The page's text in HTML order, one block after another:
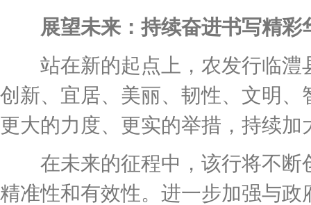
展望未来：持续奋进书写精彩
站在新的起点上，农发行临澧
创新、宜居、美丽、韧性、文明
更大的力度、更实的举措，持续
在未来的征程中，该行将不断
精准性和有效性。进一步加强与